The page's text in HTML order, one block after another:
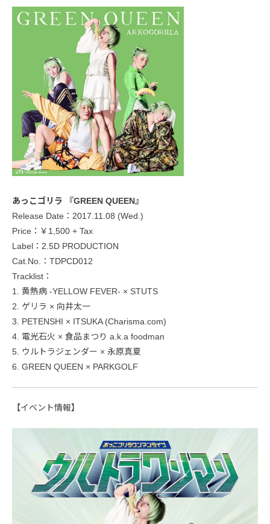
あっこゴリラ 『GREEN QUEEN』
Release Date：2017.11.08 (Wed.)
Price：￥1,500 + Tax
Label：2.5D PRODUCTION
Cat.No.：TDPCD012
Tracklist：
1. 黄熱病 -YELLOW FEVER- × STUTS
2. ゲリラ × 向井太一
3. PETENSHI × ITSUKA (Charisma.com)
4. 電光石火 × 食品まつり a.k.a foodman
5. ウルトラジェンダー × 永原真夏
6. GREEN QUEEN × PARKGOLF
【イベント情報】